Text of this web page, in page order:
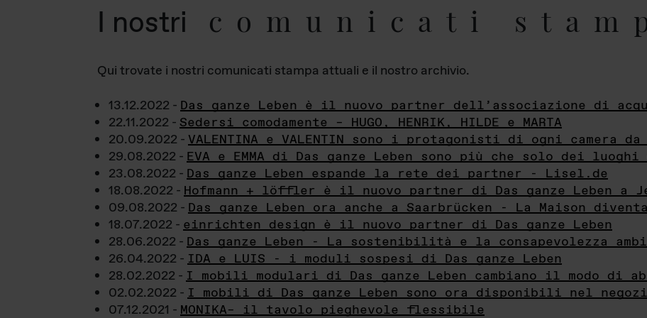
I nostri comunicati
Qui trovate i nostri comunicati stampa attuali e il nostro archivio.
13.12.2022 - Das ganze Leben è il nuovo partner dell’associazione di
22.11.2022 - Sedersi comodamente – HUGO, HENRIK, HILDE e MARTA
20.09.2022 - VALENTINA e VALENTIN sono i protagonisti di ogni camera
29.08.2022 - EVA e EMMA di Das ganze Leben sono più che solo dei
23.08.2022 - Das ganze Leben espande la rete dei partner - Lisel.de
18.08.2022 - Hofmann + löffler è il nuovo partner di Das ganze Leben a
09.08.2022 - Das ganze Leben ora anche a Saarbrücken - La Maison
18.07.2022 - einrichten design è il nuovo partner di Das ganze Leben
28.06.2022 - Das ganze Leben - La sostenibilità e la consapevolezza
26.04.2022 - IDA e LUIS - i moduli sospesi di Das ganze Leben
28.02.2022 - I mobili modulari di Das ganze Leben cambiano il modo di
02.02.2022 - I mobili di Das ganze Leben sono ora disponibili nel negozio
07.12.2021 - MONIKA– il tavolo pieghevole flessibile